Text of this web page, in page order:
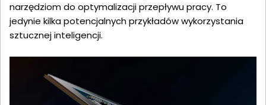
narzędziom do optymalizacji przepływu pracy. To
jedynie kilka potencjalnych przykładów wykorzystania
sztucznej inteligencji.